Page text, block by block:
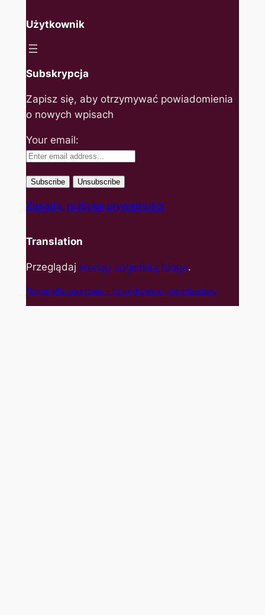
Użytkownik
Subskrypcja
Zapisz się, aby otrzymywać powiadomienia
o nowych wpisach
Your email:
Zasady, polityka prywatności
Translation
Przeglądaj wersję angielską bloga.
Fotografia sportowa – koszykówka, cheerleaders